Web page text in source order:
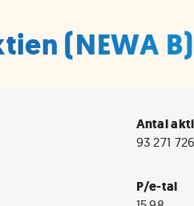
(NEWA B)
Antal
93 271 726
P/e-tal